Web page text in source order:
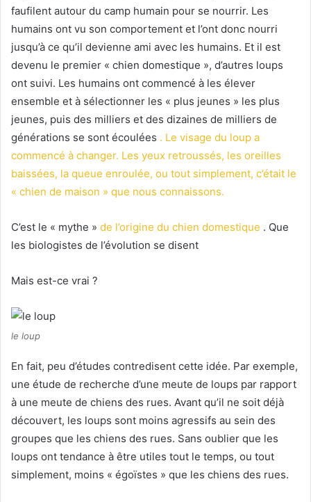
faufilent autour du camp humain pour se nourrir. Les
humains ont vu son comportement et l’ont donc nourri
jusqu’à ce qu’il devienne ami avec les humains. Et il est
devenu le premier « chien domestique », d’autres loups
ont suivi. Les humains ont commencé à les élever
ensemble et à sélectionner les « plus jeunes » les plus
jeunes, puis des milliers et des dizaines de milliers de
générations se sont écoulées . Le visage du loup a
commencé à changer. Les yeux retroussés, les oreilles
baissées, la queue enroulée, ou tout simplement, c’était le
« chien de maison » que nous connaissons.
C’est le « mythe » de l’origine du chien domestique . Que
les biologistes de l’évolution se disent
Mais est-ce vrai ?
le loup
En fait, peu d’études contredisent cette idée. Par exemple,
une étude de recherche d’une meute de loups par rapport
à une meute de chiens des rues. Avant qu’il ne soit déjà
découvert, les loups sont moins agressifs au sein des
groupes que les chiens des rues. Sans oublier que les
loups ont tendance à être utiles tout le temps, ou tout
simplement, moins « égoïstes » que les chiens des rues.